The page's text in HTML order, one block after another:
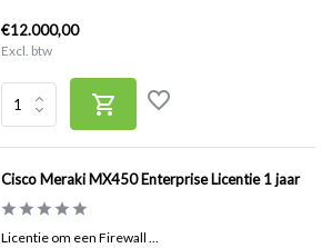
€12.000,00
Excl. btw
Cisco Meraki MX450 Enterprise Licentie 1 jaar
Licentie om een Firewall ...